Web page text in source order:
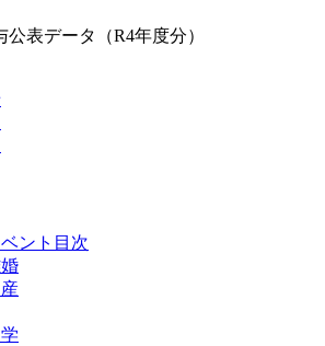
公表データ（R4年度分）
ント目次